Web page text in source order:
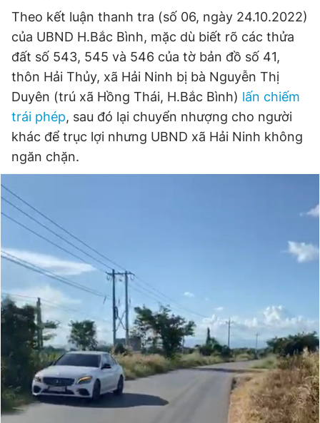
Theo kết luận thanh tra (số 06, ngày 24.10.2022)
của UBND H.Bắc Bình, mặc dù biết rõ các thửa
đất số 543, 545 và 546 của tờ bản đồ số 41,
thôn Hải Thủy, xã Hải Ninh bị bà Nguyễn Thị
Duyên (trú xã Hồng Thái, H.Bắc Bình) lấn chiếm
trái phép, sau đó lại chuyển nhượng cho người
khác để trục lợi nhưng UBND xã Hải Ninh không
ngăn chặn.